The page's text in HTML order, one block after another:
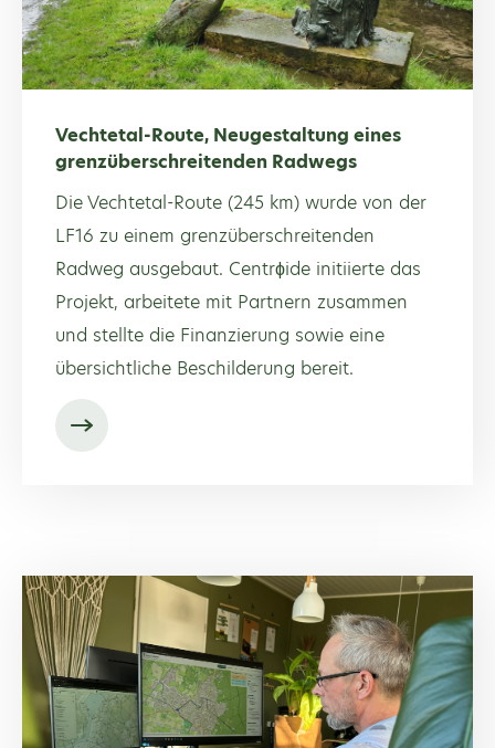
Vechtetal-Route, Neugestaltung eines
grenzüberschreitenden Radwegs
Die Vechtetal-Route (245 km) wurde von der
LF16 zu einem grenzüberschreitenden
Radweg ausgebaut. Centrϕide initiierte das
Projekt, arbeitete mit Partnern zusammen
und stellte die Finanzierung sowie eine
übersichtliche Beschilderung bereit.